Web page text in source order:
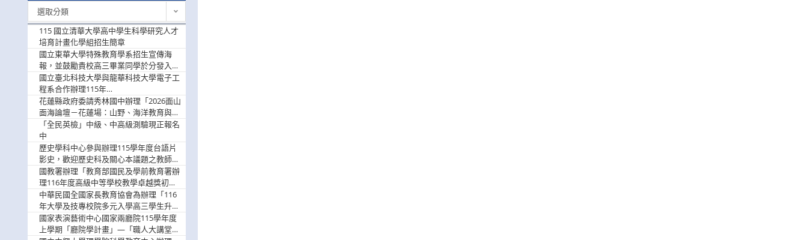
選取分類
115 國立清華大學高中學生科學研究人才
培育計畫化學組招生簡章
國立東華大學特殊教育學系招生宣傳海
報，並鼓勵貴校高三畢業同學於分發入學
階段踴躍選填。
國立臺北科技大學與龍華科技大學電子工
程系合作辦理115年
「115.08.10~08.12「AI賦能應用於智慧半
導體研習營」，歡迎學生踴躍報名參加
花蓮縣政府委請秀林國中辦理「2026面山
面海論壇－花蓮場：山野、海洋教育與戶
外安全實務課程」，歡迎踴躍報名參加
「全民英檢」中級、中高級測驗現正報名
中
歷史學科中心參與辦理115學年度台語片
影史，歡迎歷史科及關心本議題之教師踴
躍報名參加
國教署辦理「教育部國民及學前教育署辦
理116年度高級中等學校教學卓越獎初選
實施計畫」，鼓勵教師踴躍報名
中華民國全國家長教育協會為辦理「116
年大學及技專校院多元入學高三學生升學
輔導家長說明會」
國家表演藝術中心國家兩廳院115學年度
上學期「廳院學計畫」—「職人大講堂」